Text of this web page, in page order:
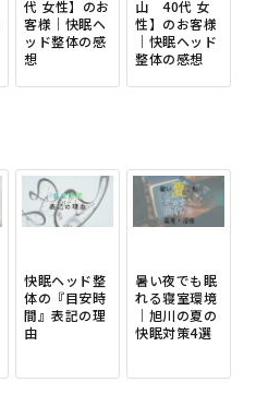
代 女性】のお
客様｜快眠ヘ
ッド整体の感
想
山 40代 女
性】のお客様
｜快眠ヘッド
整体の感想
快眠ヘッド整
体の『目安時
間』表記の理
由
暑い夜でも眠
れる寝室環境
｜旭川の夏の
快眠対策4選